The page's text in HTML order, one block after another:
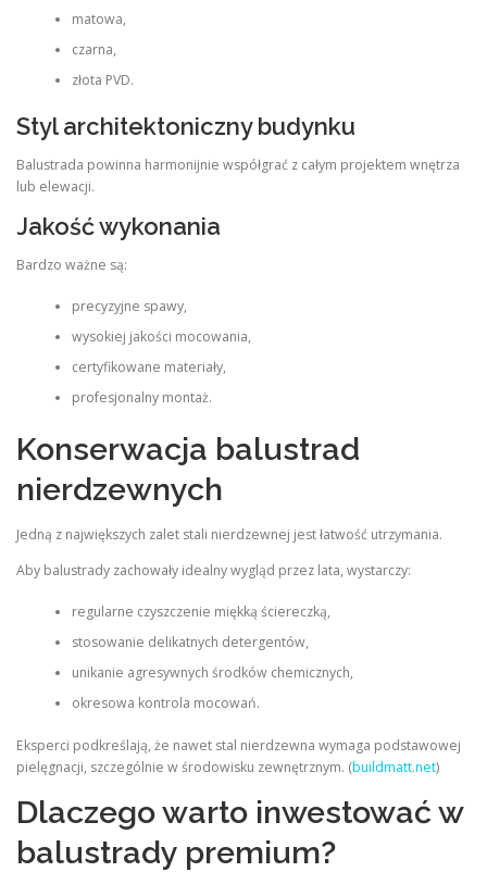
matowa,
czarna,
złota PVD.
Styl architektoniczny budynku
Balustrada powinna harmonijnie współgrać z całym projektem wnętrza
lub elewacji.
Jakość wykonania
Bardzo ważne są:
precyzyjne spawy,
wysokiej jakości mocowania,
certyfikowane materiały,
profesjonalny montaż.
Konserwacja balustrad
nierdzewnych
Jedną z największych zalet stali nierdzewnej jest łatwość utrzymania.
Aby balustrady zachowały idealny wygląd przez lata, wystarczy:
regularne czyszczenie miękką ściereczką,
stosowanie delikatnych detergentów,
unikanie agresywnych środków chemicznych,
okresowa kontrola mocowań.
Eksperci podkreślają, że nawet stal nierdzewna wymaga podstawowej
pielęgnacji, szczególnie w środowisku zewnętrznym. (buildmatt.net)
Dlaczego warto inwestować w
balustrady premium?